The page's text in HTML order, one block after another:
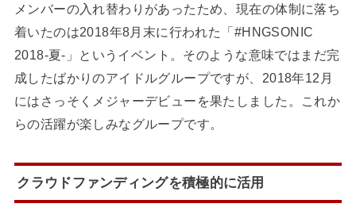
メンバーの入れ替わりがあったため、現在の体制に落ち
着いたのは2018年8月末に行われた「#HNGSONIC
2018-夏-」というイベント。そのような意味ではまだ完
成したばかりのアイドルグループですが、2018年12月
にはさっそくメジャーデビューを果たしました。これか
らの活躍が楽しみなグループです。
クラウドファンディングを積極的に活用